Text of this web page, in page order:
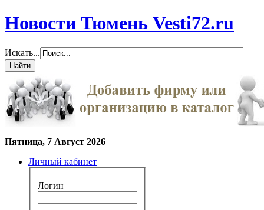
Новости Тюмень Vesti72.ru
Искать...
Пятница, 7 Август 2026
Личный кабинет
Логин